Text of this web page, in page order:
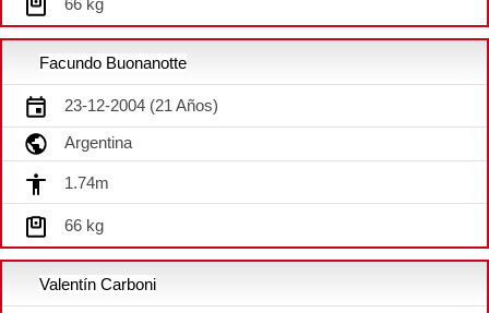
66 kg
Facundo Buonanotte
23-12-2004 (21 Años)
Argentina
1.74m
66 kg
Valentín Carboni